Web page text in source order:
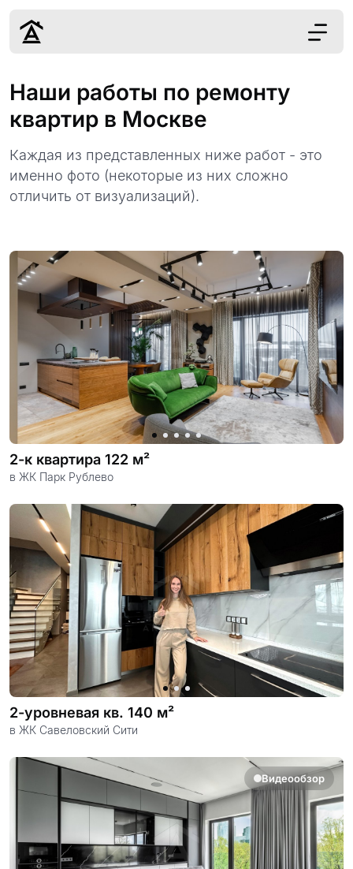
Дизайн
Ремонт
Цены
Наши работы
О нас
Контакты
8 (495) 109-
22-59
Обсудить
проект
Наши работы по ремонту
квартир в Москве
Каждая из представленных ниже работ - это
именно фото (некоторые из них сложно
отличить от визуализаций).
2-к квартира 122 м²
в ЖК Парк Рублево
2-уровневая кв. 140 м²
в ЖК Савеловский Сити
Видеообзор